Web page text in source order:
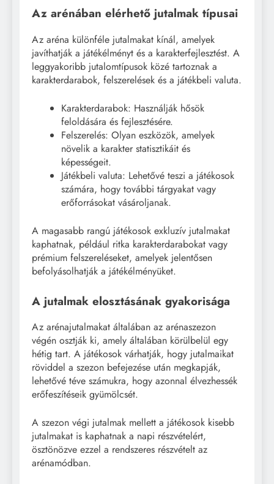
Az arénában elérhető jutalmak típusai
Az aréna különféle jutalmakat kínál, amelyek
javíthatják a játékélményt és a karakterfejlesztést. A
leggyakoribb jutalomtípusok közé tartoznak a
karakterdarabok, felszerelések és a játékbeli valuta.
Karakterdarabok: Használják hősök
feloldására és fejlesztésére.
Felszerelés: Olyan eszközök, amelyek
növelik a karakter statisztikáit és
képességeit.
Játékbeli valuta: Lehetővé teszi a játékosok
számára, hogy további tárgyakat vagy
erőforrásokat vásároljanak.
A magasabb rangú játékosok exkluzív jutalmakat
kaphatnak, például ritka karakterdarabokat vagy
prémium felszereléseket, amelyek jelentősen
befolyásolhatják a játékélményüket.
A jutalmak elosztásának gyakorisága
Az arénajutalmakat általában az arénaszezon
végén osztják ki, amely általában körülbelül egy
hétig tart. A játékosok várhatják, hogy jutalmaikat
röviddel a szezon befejezése után megkapják,
lehetővé téve számukra, hogy azonnal élvezhessék
erőfeszítéseik gyümölcsét.
A szezon végi jutalmak mellett a játékosok kisebb
jutalmakat is kaphatnak a napi részvételért,
ösztönözve ezzel a rendszeres részvételt az
arénamódban.